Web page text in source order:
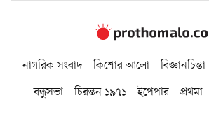
নাগরিক সংবাদ কিশোর আলো বিজ্ঞানচিন্তা
বন্ধুসভা
চিরন্তন ১৯৭১ ইপেপার প্রথমা